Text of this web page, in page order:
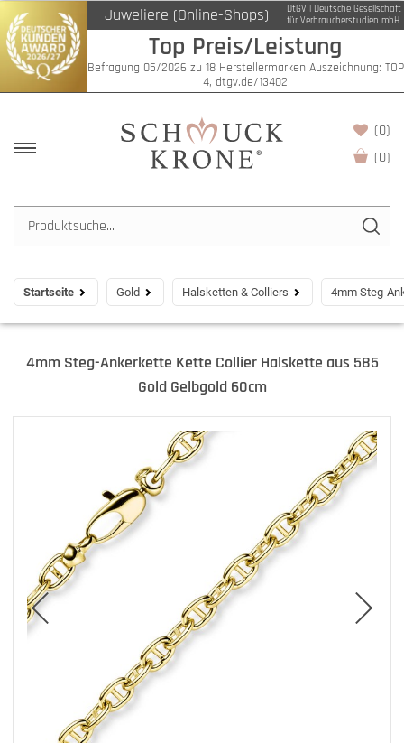
Juweliere (Online-Shops)
DtGV | Deutsche Gesellschaft
für Verbraucherstudien mbH
Top Preis/Leistung
Befragung 05/2026 zu 18 Herstellermarken Auszeichnung: TOP
4, dtgv.de/13402
(0)
(0)
Startseite Gold Halsketten & Colliers 4mm Steg-
4mm Steg-Ankerkette Kette Collier Halskette aus 585
Gold Gelbgold 60cm